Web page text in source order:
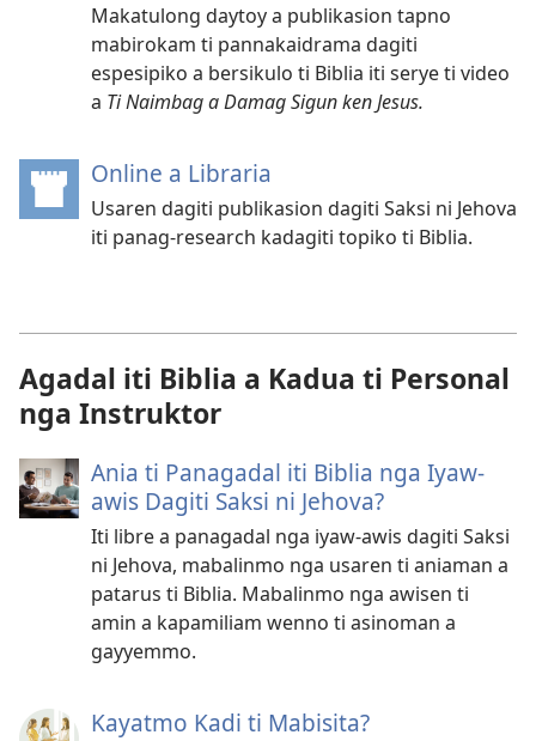
Makatulong daytoy a publikasion tapno
mabirokam ti pannakaidrama dagiti
espesipiko a bersikulo ti Biblia iti serye ti video
a Ti Naimbag a Damag Sigun ken Jesus.
Online a Libraria
iti
baro
Usaren dagiti publikasion dagiti Saksi ni Jehova
iti panag-research kadagiti topiko ti Biblia.
Agadal iti Biblia a Kadua ti Personal
nga Instruktor
Ania ti Panagadal iti Biblia nga Iyaw-
awis Dagiti Saksi ni Jehova?
Iti libre a panagadal nga iyaw-awis dagiti Saksi
ni Jehova, mabalinmo nga usaren ti aniaman a
patarus ti Biblia. Mabalinmo nga awisen ti
amin a kapamiliam wenno ti asinoman a
gayyemmo.
Kayatmo Kadi ti Mabisita?